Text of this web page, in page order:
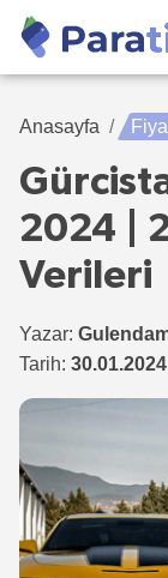
Anasayfa
2024 |
Verileri
Yazar:
Tarih: 30.01.2024